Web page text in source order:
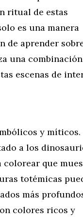
ritual de estas
es una manera
de aprender
una
escenas de
y míticos.
a los
colorear que
totémicas
más
colores ricos y